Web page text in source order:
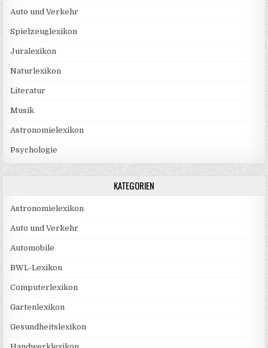
Auto und Verkehr
Spielzeuglexikon
Juralexikon
Naturlexikon
Literatur
Musik
Astronomielexikon
Psychologie
KATEGORIEN
Astronomielexikon
Auto und Verkehr
Automobile
BWL-Lexikon
Computerlexikon
Gartenlexikon
Gesundheitslexikon